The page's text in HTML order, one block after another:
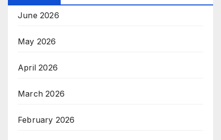
June 2026
May 2026
April 2026
March 2026
February 2026